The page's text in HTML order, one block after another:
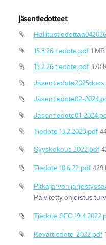
Jäsentiedotteet
15.3.26 tiedote.pdf 1 MB
15.2.26 tiedote.pdf 378
Jäsentiedote02-
Jäsentiedote01-
Tiedote 13.2.2023.pdf
Syyskokous 2022.pdf
Tiedote 10.6.22.pdf 429
Pitkäjärven
Päivitetty ohjeistus
Tiedote SFC
Kevättiedote_2022.pdf